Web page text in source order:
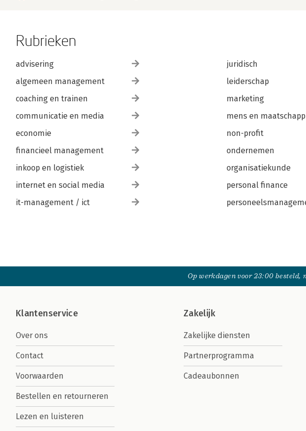
Rubrieken
advisering
algemeen management
coaching en trainen
communicatie en media
economie
financieel management
inkoop en logistiek
internet en social media
it-management / ict
juridisch
leiderschap
marketing
mens en
non-profit
ondernemen
organisatiekunde
personal finance
Op werkdagen voor 23:00 besteld,
Klantenservice
Over ons
Contact
Voorwaarden
Bestellen en retourneren
Lezen en luisteren
Zakelijk
Zakelijke diensten
Partnerprogramma
Cadeaubonnen